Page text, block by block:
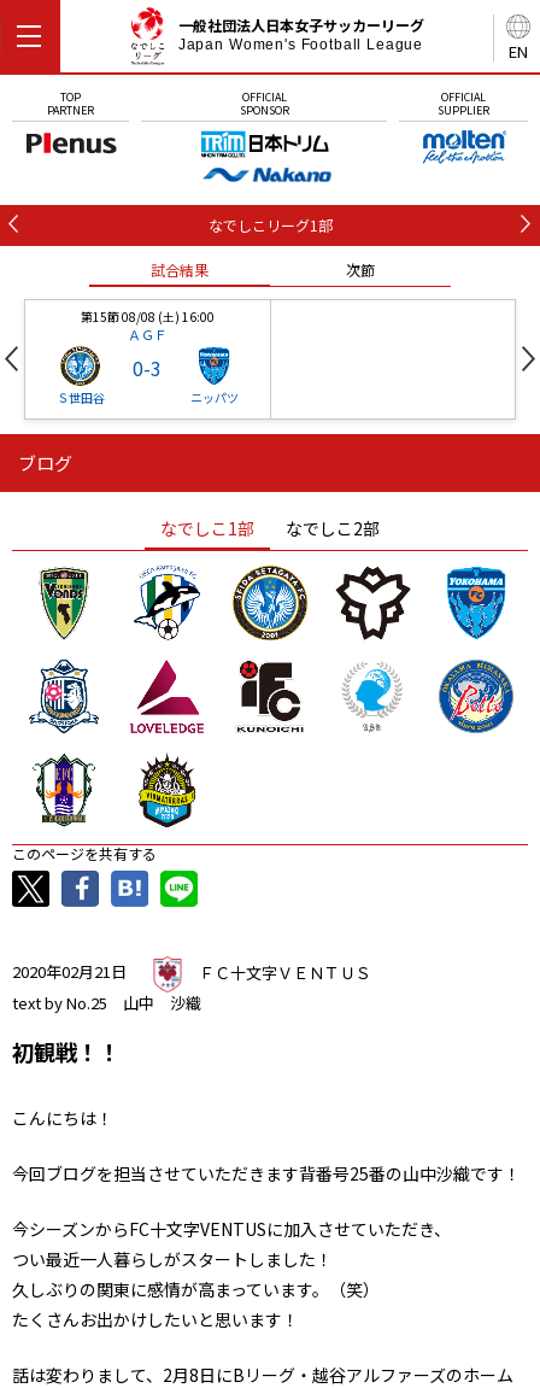
EN
一般社団法人日本女子サッカーリーグ
Japan Women's Football League
TOP
PARTNER
OFFICIAL
SPONSOR
OFFICIAL
SUPPLIER
なでしこリーグ1部
試合結果 次節
第15節 08/08 (土) 16:00
ＡＧＦ
Ｓ世田谷
0-3
ニッパツ
ニッパツ
ニッパツ 名古屋
石人の星
静岡 愛媛Ｌ
ブログ
なでしこ1部 なでしこ2部
このページを共有する
2020年02月21日
ＦＣ十文字ＶＥＮＴＵＳ
text by No.25 山中 沙織
初観戦！！
こんにちは！
今回ブログを担当させていただきます背番号25番の山中沙織です！
今シーズンからFC十文字VENTUSに加入させていただき、
つい最近一人暮らしがスタートしました！
久しぶりの関東に感情が高まっています。（笑）
たくさんお出かけしたいと思います！
話は変わりまして、2月8日にBリーグ・越谷アルファーズのホーム